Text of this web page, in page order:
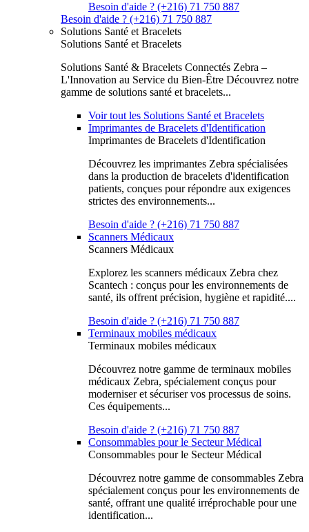
Besoin d'aide ? (+216) 71 750 887
Besoin d'aide ? (+216) 71 750 887
Solutions Santé et Bracelets
Solutions Santé et Bracelets
Solutions Santé & Bracelets Connectés Zebra –
L'Innovation au Service du Bien-Être Découvrez notre
gamme de solutions santé et bracelets...
Voir tout les Solutions Santé et Bracelets
Imprimantes de Bracelets d'Identification
Imprimantes de Bracelets d'Identification
Découvrez les imprimantes Zebra spécialisées
dans la production de bracelets d'identification
patients, conçues pour répondre aux exigences
strictes des environnements...
Besoin d'aide ? (+216) 71 750 887
Scanners Médicaux
Scanners Médicaux
Explorez les scanners médicaux Zebra chez
Scantech : conçus pour les environnements de
santé, ils offrent précision, hygiène et rapidité....
Besoin d'aide ? (+216) 71 750 887
Terminaux mobiles médicaux
Terminaux mobiles médicaux
Découvrez notre gamme de terminaux mobiles
médicaux Zebra, spécialement conçus pour
moderniser et sécuriser vos processus de soins.
Ces équipements...
Besoin d'aide ? (+216) 71 750 887
Consommables pour le Secteur Médical
Consommables pour le Secteur Médical
Découvrez notre gamme de consommables Zebra
spécialement conçus pour les environnements de
santé, offrant une qualité irréprochable pour une
identification...